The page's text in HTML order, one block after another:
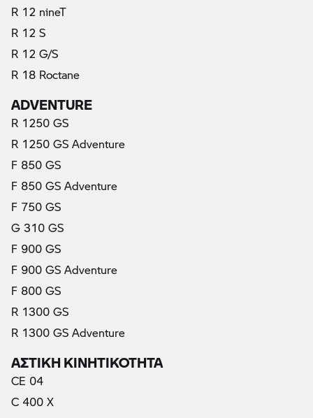
R 12 nineT
R 12 S
R 12 G/S
R 18 Roctane
ADVENTURE
R 1250 GS
R 1250 GS Adventure
F 850 GS
F 850 GS Adventure
F 750 GS
G 310 GS(τρέχον)
F 900 GS
F 900 GS Adventure
F 800 GS
R 1300 GS
R 1300 GS Adventure
ΑΣΤΙΚΗ ΚΙΝΗΤΙΚΟΤΗΤΑ
CE 04
C 400 X